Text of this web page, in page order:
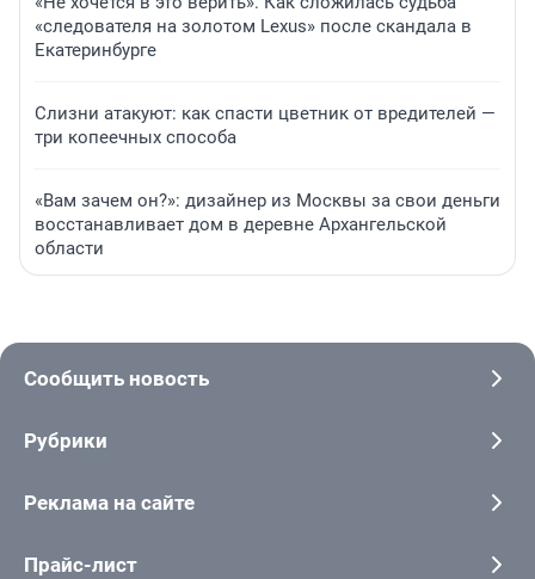
«следователя на золотом Lexus» после скандала в
Екатеринбурге
Слизни атакуют: как спасти цветник от вредителей —
три копеечных способа
«Вам зачем он?»: дизайнер из Москвы за свои деньги
восстанавливает дом в деревне Архангельской
области
Сообщить новость
Рубрики
Реклама на сайте
Прайс-лист